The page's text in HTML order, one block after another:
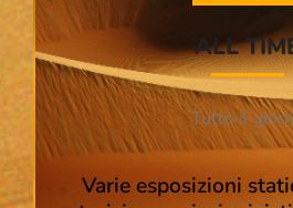
ALL
Tutto il
Varie esposizioni